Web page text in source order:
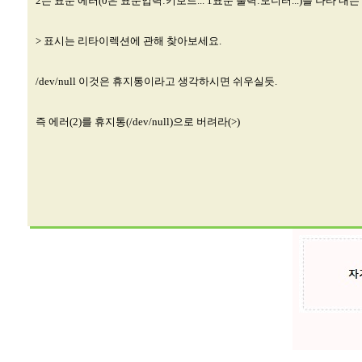
> 표시는 리타이렉션에 관해 찾아보세요.
/dev/null 이것은 휴지통이라고 생각하시면 쉬우실듯.
즉 에러(2)를 휴지통(/dev/null)으로 버려라(>)